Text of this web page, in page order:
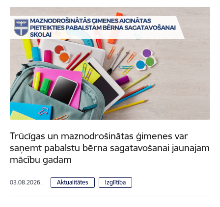
Trūcīgas un maznodrošinātas ģimenes var
saņemt pabalstu bērna sagatavošanai jaunajam
mācību gadam
03.08.2026. Aktualitātes Izglītība